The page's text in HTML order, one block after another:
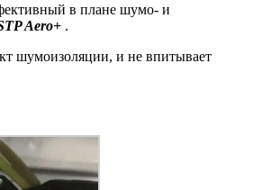
в плане шумо- и
Aero+ .
шумоизоляции, и не впитывает